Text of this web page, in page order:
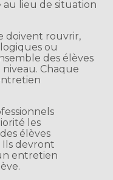
au lieu de situation
doivent rouvrir,
ou
des élèves
niveau. Chaque
les
élèves
Ils devront
entretien